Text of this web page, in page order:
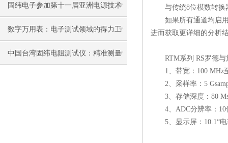
的使用和校准步骤
固纬电子参加第十一届亚洲电源技术
发展论坛
数字万用表：电子测试领域的得力工
具
中国台湾固纬电阻测试仪：精准测量
与传统8位模数转换器
如果所有通道均启用
进而获取更详细的分析
RTM系列 RS罗德与
1、带宽：100 MHz
2、采样率：5
3、存储深度：80
4、ADC分辨率：10
5、显示屏：10.1“电